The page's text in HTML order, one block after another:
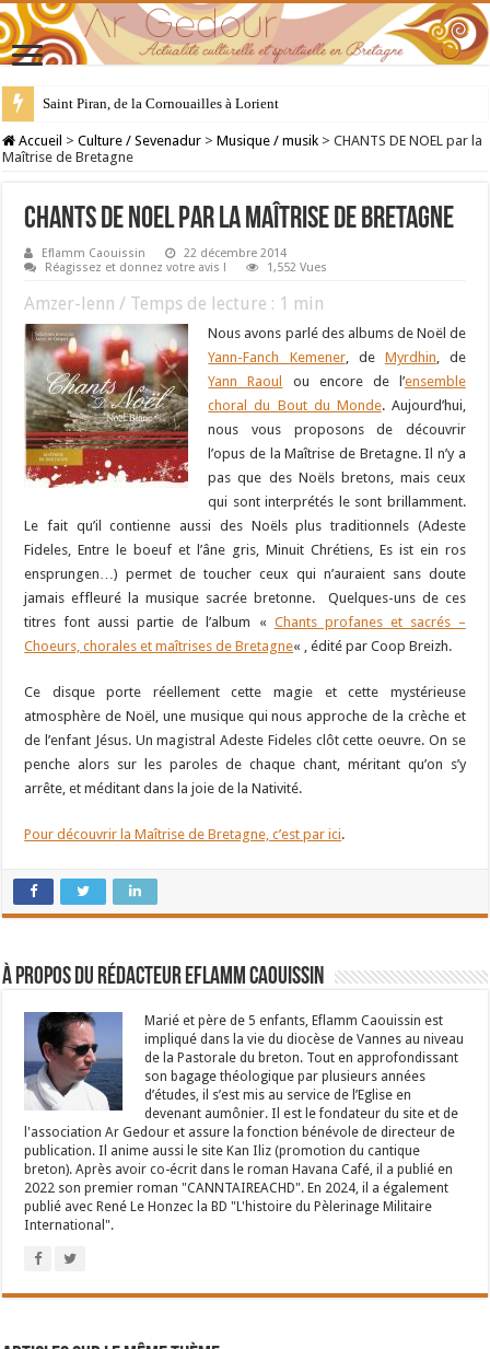
Saint Piran, de la Cornouailles à Lorient
28 juillet : Saint Samson de Dol, père de la Bretagne chrétienne
Accueil > Culture / Sevenadur > Musique / musik > CHANTS DE NOEL par la
Maîtrise de Bretagne
CHANTS DE NOEL par la Maîtrise de Bretagne
Eflamm Caouissin
22 décembre 2014
Réagissez et donnez votre avis !
1,552 Vues
Amzer-lenn / Temps de lecture : 1 min
Nous avons parlé des albums de Noël de
Yann-Fanch Kemener, de Myrdhin , de
Yann Raoul ou encore de l’ensemble
choral du Bout du Monde. Aujourd’hui,
nous vous proposons de découvrir
l’opus de la Maîtrise de Bretagne. Il n’y a
pas que des Noëls bretons, mais ceux
qui sont interprétés le sont brillamment.
Le fait qu’il contienne aussi des Noëls plus traditionnels (Adeste
Fideles, Entre le boeuf et l’âne gris, Minuit Chrétiens, Es ist ein ros
ensprungen…) permet de toucher ceux qui n’auraient sans doute
jamais effleuré la musique sacrée bretonne. Quelques-uns de ces
titres font aussi partie de l’album « Chants profanes et sacrés –
Choeurs, chorales et maîtrises de Bretagne« , édité par Coop Breizh.
Ce disque porte réellement cette magie et cette mystérieuse
atmosphère de Noël, une musique qui nous approche de la crèche et
de l’enfant Jésus. Un magistral Adeste Fideles clôt cette oeuvre. On se
penche alors sur les paroles de chaque chant, méritant qu’on s’y
arrête, et méditant dans la joie de la Nativité.
Pour découvrir la Maîtrise de Bretagne, c’est par ici.
À propos du rédacteur Eflamm Caouissin
Marié et père de 5 enfants, Eflamm Caouissin est
impliqué dans la vie du diocèse de Vannes au niveau
de la Pastorale du breton. Tout en approfondissant
son bagage théologique par plusieurs années
d’études, il s’est mis au service de l’Eglise en
devenant aumônier. Il est le fondateur du site et de
l'association Ar Gedour et assure la fonction bénévole de directeur de
publication. Il anime aussi le site Kan Iliz (promotion du cantique
breton). Après avoir co-écrit dans le roman Havana Café, il a publié en
2022 son premier roman "CANNTAIREACHD". En 2024, il a également
publié avec René Le Honzec la BD "L'histoire du Pèlerinage Militaire
International".